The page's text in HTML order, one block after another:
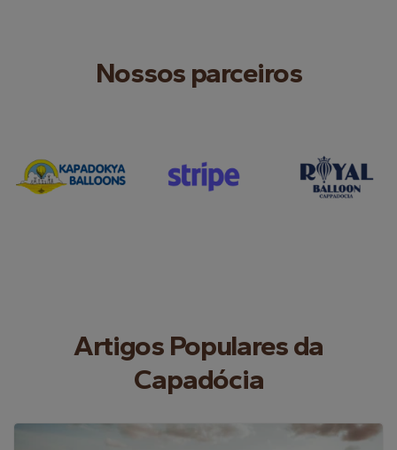
Nossos parceiros
Artigos Populares da
Capadócia